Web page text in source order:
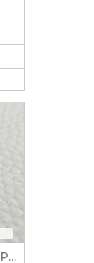
Aplique Remache Piramidal Plano